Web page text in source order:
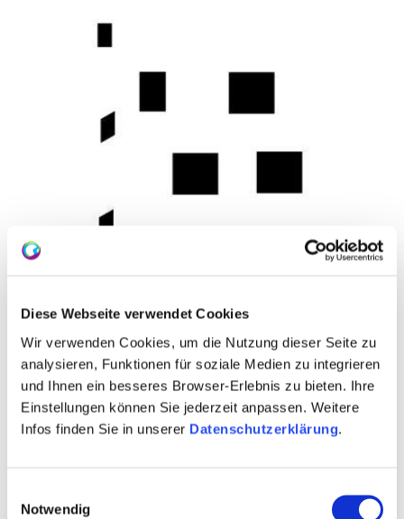
Diese Webseite verwendet Cookies
Wir verwenden Cookies, um die Nutzung dieser Seite zu
analysieren, Funktionen für soziale Medien zu integrieren
und Ihnen ein besseres Browser-Erlebnis zu bieten. Ihre
Einstellungen können Sie jederzeit anpassen. Weitere
Infos finden Sie in unserer Datenschutzerklärung.
Notwendig